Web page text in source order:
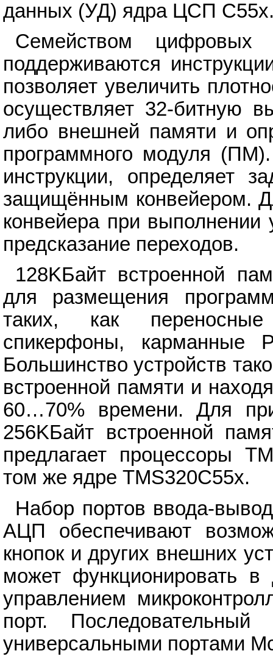
данных (УД) ядра ЦСП
Семейством цифровых
поддерживаются
позволяет увеличить
осуществляет 32-битную
либо внешней памяти и
программного модуля
инструкции, определяет
защищённым конвейером.
конвейера при выполнении
предсказание переходов.
128KБайт встроенной
для размещения
таких, как
спикерфоны, карманные
Большинство устройств
встроенной памяти и
60…70% времени. Для
256KБайт встроенной
предлагает процессоры
том же ядре TMS320C55x.
Набор портов ввода-
АЦП обеспечивают
кнопок и других внешних
может функционировать
управлением
порт.
универсальными портами